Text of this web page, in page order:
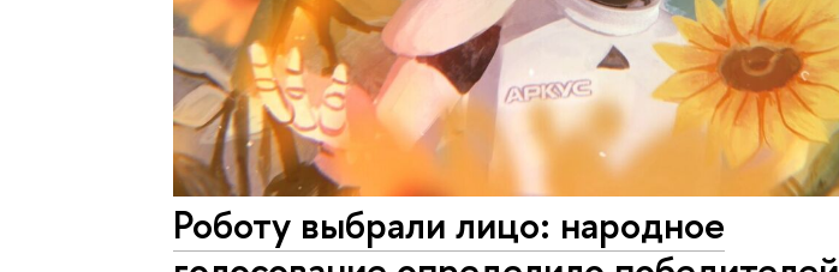
Роботу выбрали лицо: народное